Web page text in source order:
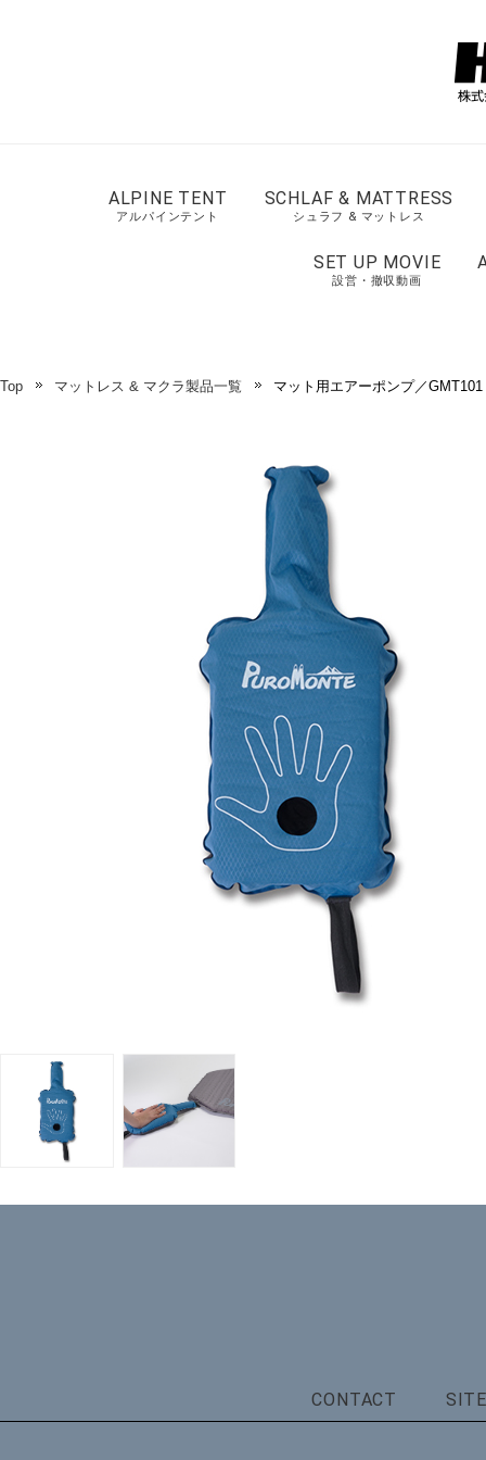
ALPINE TENT
アルパインテント
SCHLAF & MATTRESS
シュラフ & マットレス
SET UP MOVIE
設営・撤収動画
Top マットレス & マクラ製品一覧 マット用エアーポンプ／GMT101
CONTACT